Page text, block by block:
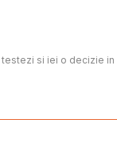
si iei o decizie